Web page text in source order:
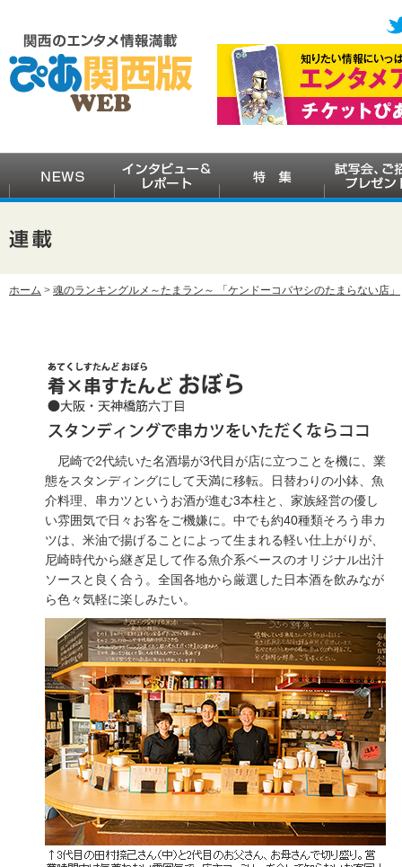
ホーム > 魂のランキングルメ～たまラン～ 「ケンドーコバヤシのたまらない店」
尼崎で2代続いた名酒場が3代目が店に立つことを機に、業
態をスタンディングにして天満に移転。日替わりの小鉢、魚
介料理、串カツというお酒が進む3本柱と、家族経営の優し
い雰囲気で日々お客をご機嫌に。中でも約40種類そろう串カ
ツは、米油で揚げることによって生まれる軽い仕上がりが、
尼崎時代から継ぎ足して作る魚介系ベースのオリジナル出汁
ソースと良く合う。全国各地から厳選した日本酒を飲みなが
ら色々気軽に楽しみたい。